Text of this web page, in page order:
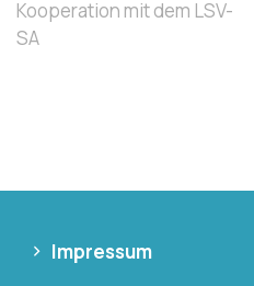
Kooperation mit dem LSV-
SA
Impressum